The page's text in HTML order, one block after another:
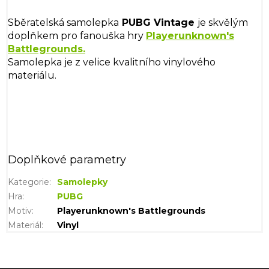
Sběratelská samolepka PUBG Vintage je skvělým
doplňkem pro fanouška hry Playerunknown's
Battlegrounds.
Samolepka je z velice kvalitního vinylového
materiálu.
Doplňkové parametry
Kategorie:
Samolepky
Hra:
PUBG
Motiv:
Playerunknown's Battlegrounds
Materiál: Vinyl